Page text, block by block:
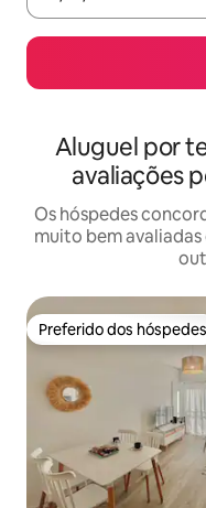
Aluguel por
avaliações
Os hóspedes
muito bem
Preferido dos hóspedes
Preferido dos hóspedes